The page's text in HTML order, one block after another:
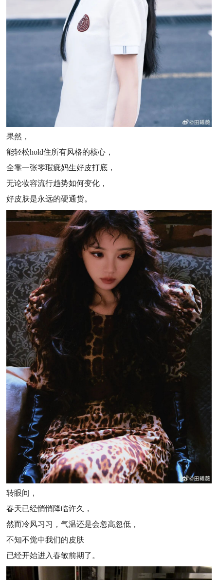
果然，
能轻松hold住所有风格的核心，
全靠一张零瑕疵妈生好皮打底，
无论妆容流行趋势如何变化，
好皮肤是永远的硬通货。
转眼间，
春天已经悄悄降临许久，
然而冷风习习，气温还是会忽高忽低，
不知不觉中我们的皮肤
已经开始进入春敏前期了。